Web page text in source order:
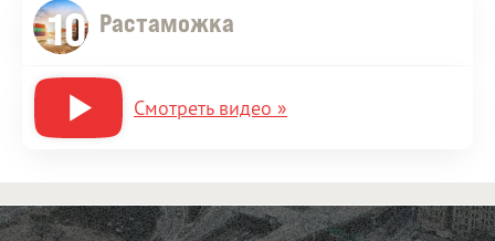
10 Растаможка
Смотреть видео »